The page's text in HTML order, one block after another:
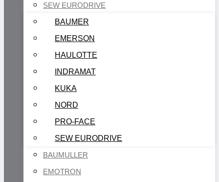
SEW EURODRIVE
BAUMER
EMERSON
HAULOTTE
INDRAMAT
KUKA
NORD
PRO-FACE
SEW EURODRIVE
BAUMULLER
EMOTRON